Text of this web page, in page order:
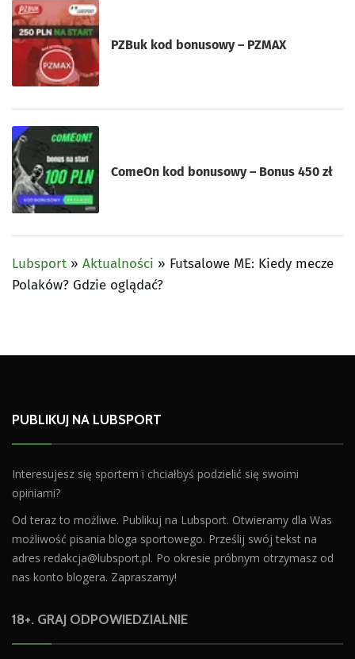
PZBuk kod bonusowy – PZMAX
ComeOn kod bonusowy – Bonus 450 zł
Lubsport » Aktualności » Futsalowe ME: Kiedy mecze
Polaków? Gdzie oglądać?
PUBLIKUJ NA LUBSPORT
Interesujesz się sportem i chciałbyś podzielić się swoimi
opiniami?
Od teraz to możliwe. Publikuj na Lubsport. Otwieramy dla Was
możliwość pisania bloga sportowego. Prześlij swój tekst na
adres redakcja@lubsport.pl. Po okresie próbnym otrzymasz od
nas konto blogera. Zapraszamy!
18+. GRAJ ODPOWIEDZIALNIE